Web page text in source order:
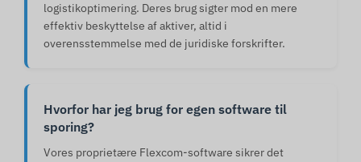
logistikoptimering. Deres brug sigter mod en mere
effektiv beskyttelse af aktiver, altid i
overensstemmelse med de juridiske forskrifter.
Hvorfor har jeg brug for egen software til
sporing?
Vores proprietære Flexcom-software sikrer det